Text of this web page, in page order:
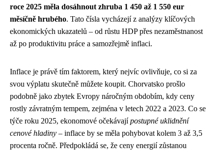
roce 2025 měla dosáhnout zhruba 1 450 až 1 550 eur
měsíčně hrubého. Tato čísla vycházejí z analýzy klíčových
ekonomických ukazatelů – od růstu HDP přes nezaměstnanost
až po produktivitu práce a samozřejmě inflaci.
Inflace je právě tím faktorem, který nejvíc ovlivňuje, co si za
svou výplatu skutečně můžete koupit. Chorvatsko prošlo
podobně jako zbytek Evropy náročným obdobím, kdy ceny
rostly závratným tempem, zejména v letech 2022 a 2023. Co se
týče roku 2025, ekonomové očekávajípostupné uklidnění
cenové hladiny – inflace by se měla pohybovat kolem 3 až 3,5
procenta ročně. Předpokládá se, že ceny energií zůstanou